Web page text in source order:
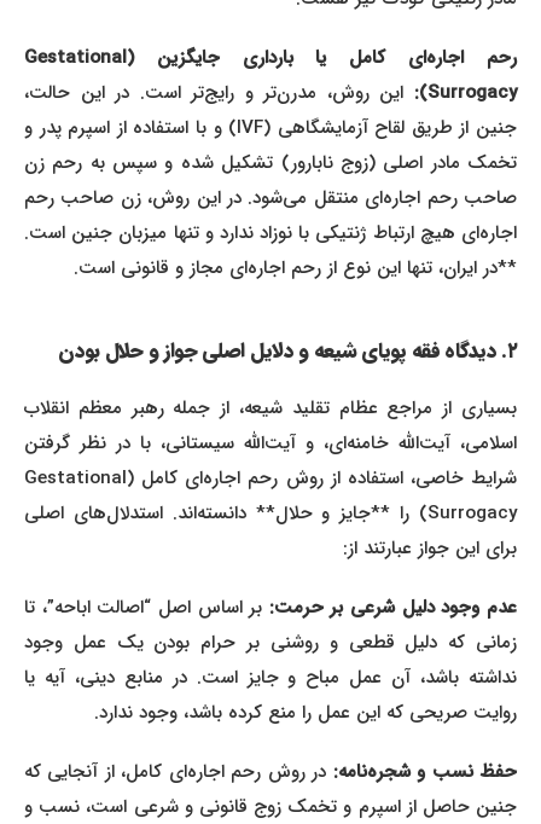
رحم اجاره‌ای کامل یا بارداری جایگزین (Gestational
Surrogacy): این روش، مدرن‌تر و رایج‌تر است. در این حالت،
جنین از طریق لقاح آزمایشگاهی (IVF) و با استفاده از اسپرم پدر و
تخمک مادر اصلی (زوج نابارور) تشکیل شده و سپس به رحم زن
صاحب رحم اجاره‌ای منتقل می‌شود. در این روش، زن صاحب رحم
اجاره‌ای هیچ ارتباط ژنتیکی با نوزاد ندارد و تنها میزبان جنین است.
**در ایران، تنها این نوع از رحم اجاره‌ای مجاز و قانونی است.
بسیاری از مراجع عظام تقلید شیعه، از جمله رهبر معظم انقلاب
اسلامی، آیت‌الله خامنه‌ای، و آیت‌الله سیستانی، با در نظر گرفتن
شرایط خاصی، استفاده از روش رحم اجاره‌ای کامل (Gestational
Surrogacy) را **جایز و حلال** دانسته‌اند. استدلال‌های اصلی
برای این جواز عبارتند از:
عدم وجود دلیل شرعی بر حرمت:بر اساس اصل “اصالت اباحه”، تا
زمانی که دلیل قطعی و روشنی بر حرام بودن یک عمل وجود
نداشته باشد، آن عمل مباح و جایز است. در منابع دینی، آیه‌ یا
روایت صریحی که این عمل را منع کرده باشد، وجود ندارد.
حفظ نسب و شجره‌نامه:در روش رحم اجاره‌ای کامل، از آنجایی که
جنین حاصل از اسپرم و تخمک زوج قانونی و شرعی است، نسب و